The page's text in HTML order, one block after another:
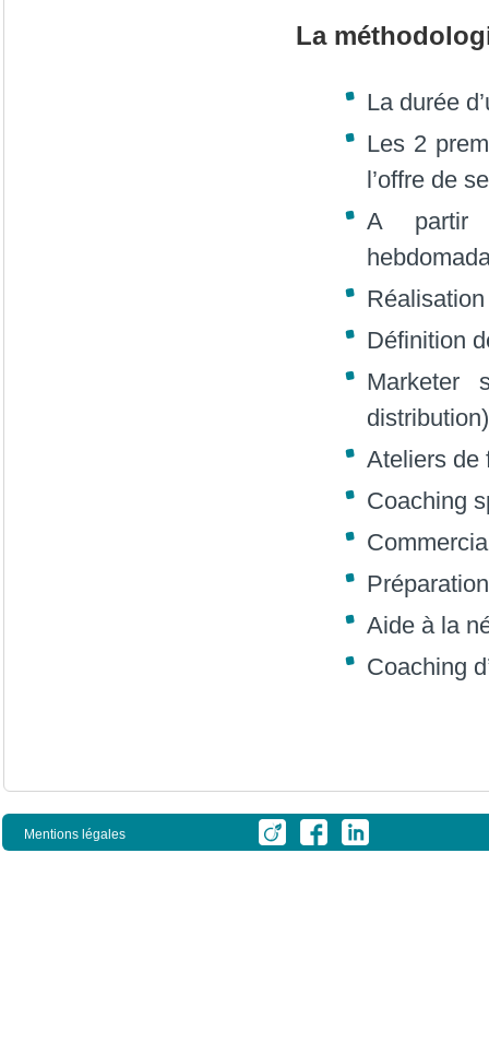
La
La durée
Les 2
l’offre de
A partir
Définition
Marketer
distribution)
Ateliers de
Coaching
Aide à la
Coaching
Mentions légales